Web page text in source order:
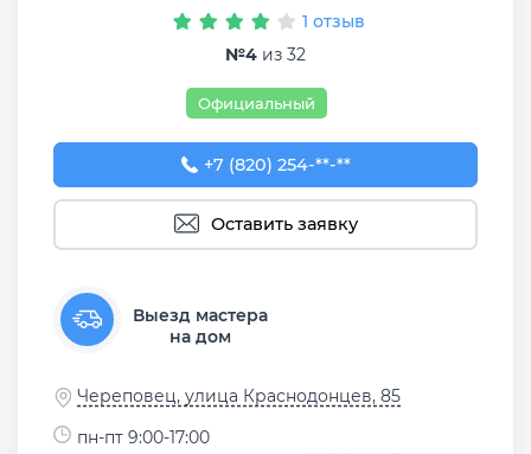
1 отзыв
№4 из 32
Официальный
+7 (820) 254-31-88
+7 (820) 254-**-**
Оставить заявку
Выезд мастера
на дом
Череповец, улица Краснодонцев, 85
пн-пт 9:00-17:00